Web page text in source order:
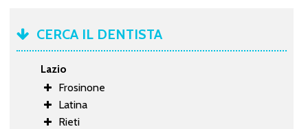
CERCA IL DENTISTA
Lazio
Frosinone
Latina
Rieti